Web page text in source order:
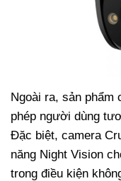
Ngoài ra, sản phẩm
phép người dùng
Đặc biệt, camera
năng Night Vision
trong điều kiện